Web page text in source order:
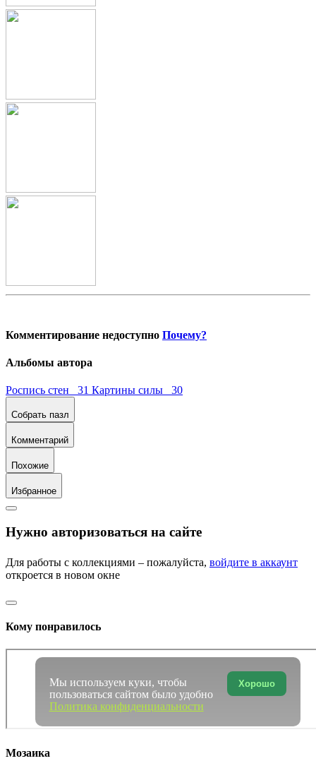
Комментирование недоступно Почему?
Альбомы автора
Роспись стен 31 Картины силы 30
Собрать пазл
Комментарий
Похожие
Избранное
Нужно авторизоваться на сайте
Для работы с коллекциями – пожалуйста, войдите в аккаунт
откроется в новом окне
Кому понравилось
Мозаика
Хорошо
Мы используем куки, чтобы
пользоваться сайтом было удобно
Политика конфиденциальности